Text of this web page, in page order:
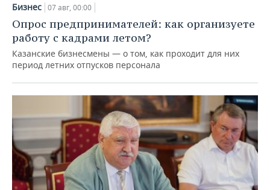
Бизнес 07 авг, 00:00
Опрос предпринимателей: как организуете
работу с кадрами летом?
Казанские бизнесмены — о том, как проходит для них
период летних отпусков персонала